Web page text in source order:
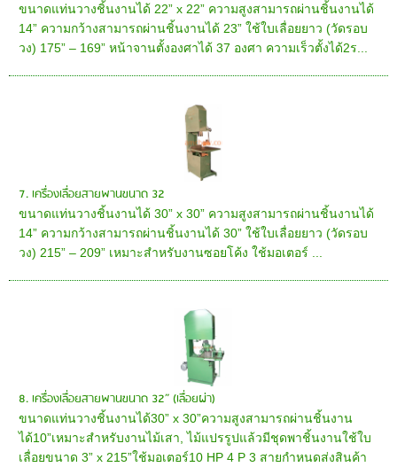
ขนาดแท่นวางชิ้นงานได้ 22” x 22” ความสูงสามารถผ่านชิ้นงานได้
14” ความกว้างสามารถผ่านชิ้นงานได้ 23” ใช้ใบเลื่อยยาว (วัดรอบ
วง) 175” – 169” หน้าจานตั้งองศาได้ 37 องศา ความเร็วตั้งได้2ร...
7. เครื่องเลื่อยสายพานขนาด 32
ขนาดแท่นวางชิ้นงานได้ 30” x 30” ความสูงสามารถผ่านชิ้นงานได้
14” ความกว้างสามารถผ่านชิ้นงานได้ 30” ใช้ใบเลื่อยยาว (วัดรอบ
วง) 215” – 209” เหมาะสำหรับงานซอยโค้ง ใช้มอเตอร์ ...
8. เครื่องเลื่อยสายพานขนาด 32” (เลื่อยผ่า)
ขนาดแท่นวางชิ้นงานได้30” x 30”ความสูงสามารถผ่านชิ้นงาน
ได้10”เหมาะสำหรับงานไม้เสา, ไม้แปรรูปแล้วมีชุดพาชิ้นงานใช้ใบ
เลื่อยขนาด 3” x 215”ใช้มอเตอร์10 HP 4 P 3 สายกำหนดส่งสินค้า